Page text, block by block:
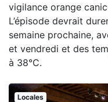
vigilance orange
L’épisode devrait
semaine prochaine,
et vendredi et des
à 38°C.
Locales